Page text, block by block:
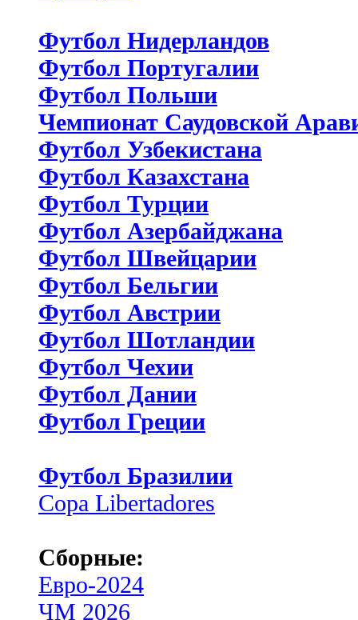
Футбол Нидерландов
Футбол Португалии
Футбол Польши
Чемпионат Саудовской
Футбол Узбекистана
Футбол Казахстана
Футбол Турции
Футбол Азербайджана
Футбол Швейцарии
Футбол Бельгии
Футбол Австрии
Футбол Шотландии
Футбол Чехии
Футбол Дании
Футбол Греции
Футбол Бразилии
Copa Libertadores
Сборные:
Евро-2024
ЧМ 2026